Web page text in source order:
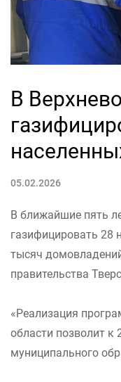
В
05.02.2026
В ближайшие пять
газифицировать 28
тысяч
правительства
«Реализация
области позволит к
муниципального